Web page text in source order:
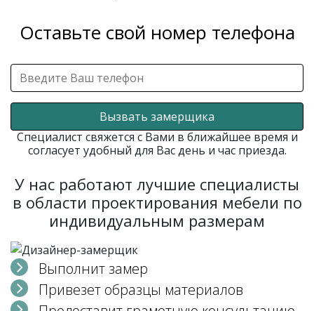
Оставьте свой номер телефона
Вызвать замерщика
Специалист свяжется с Вами в ближайшее время и
согласует удобный для Вас день и час приезда.
У нас работают лучшие специалисты
в области проектирования мебели по
индивидуальным размерам
Выполнит замер
Привезет образцы материалов